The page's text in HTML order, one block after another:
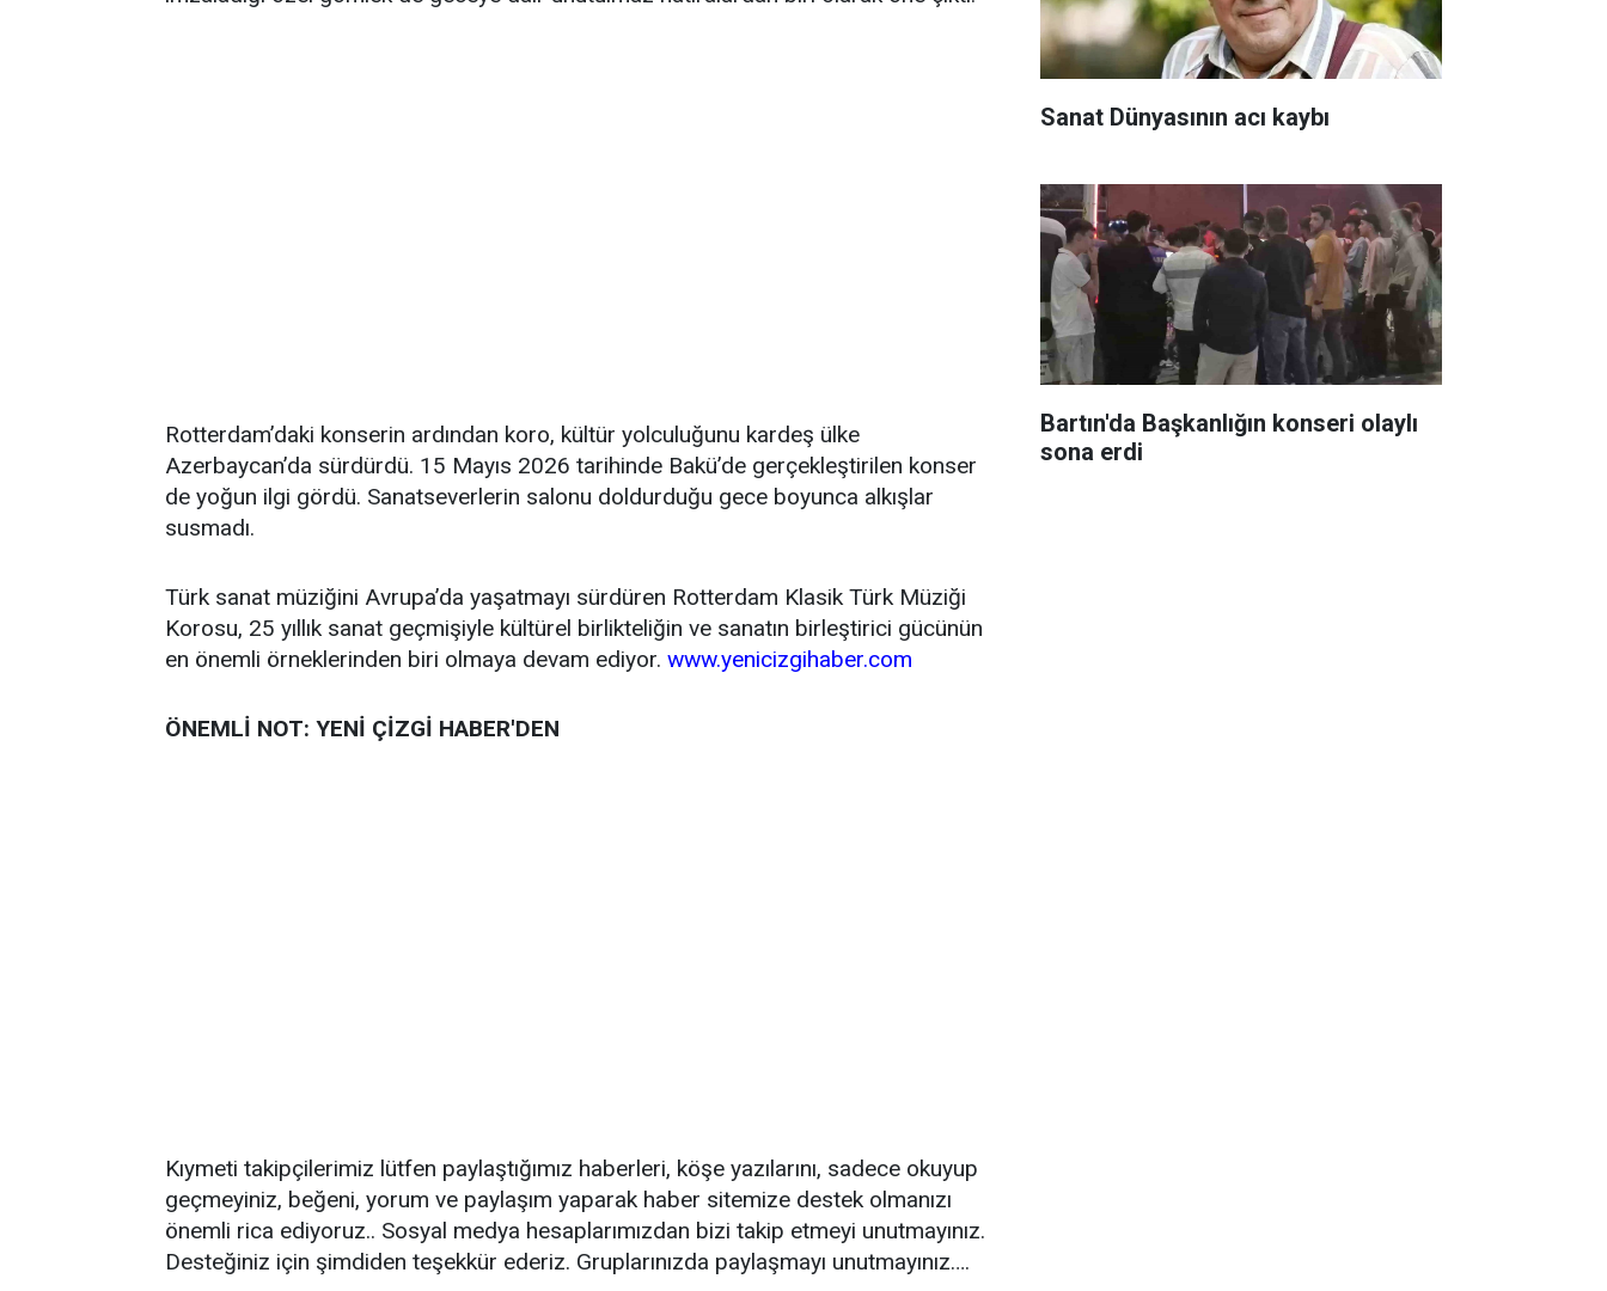
Rotterdam’daki konserin ardından koro, kültür yolculuğunu kardeş ülke
Azerbaycan’da sürdürdü. 15 Mayıs 2026 tarihinde Bakü’de gerçekleştirilen konser
de yoğun ilgi gördü. Sanatseverlerin salonu doldurduğu gece boyunca alkışlar
susmadı.
Türk sanat müziğini Avrupa’da yaşatmayı sürdüren Rotterdam Klasik Türk Müziği
Korosu, 25 yıllık sanat geçmişiyle kültürel birlikteliğin ve sanatın birleştirici gücünün
en önemli örneklerinden biri olmaya devam ediyor. www.yenicizgihaber.com
ÖNEMLİ NOT: YENİ ÇİZGİ HABER'DEN
Kıymeti takipçilerimiz lütfen paylaştığımız haberleri, köşe yazılarını, sadece okuyup
geçmeyiniz, beğeni, yorum ve paylaşım yaparak haber sitemize destek olmanızı
önemli rica ediyoruz.. Sosyal medya hesaplarımızdan bizi takip etmeyi unutmayınız.
Desteğiniz için şimdiden teşekkür ederiz. Gruplarınızda paylaşmayı unutmayınız….
Sanat Dünyasının acı kaybı
Bartın'da Başkanlığın konseri olaylı
sona erdi